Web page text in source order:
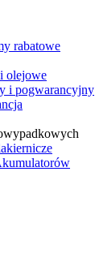
rabatowe
olejowe
i pogwarancyjny